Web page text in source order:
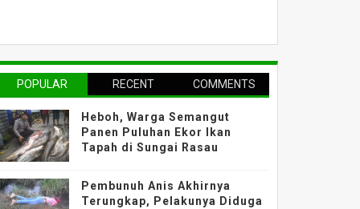
POPULAR RECENT COMMENTS
Heboh, Warga Semangut
Panen Puluhan Ekor Ikan
Tapah di Sungai Rasau
Pembunuh Anis Akhirnya
Terungkap, Pelakunya Diduga